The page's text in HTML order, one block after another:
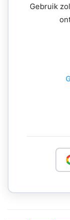
Gebruik